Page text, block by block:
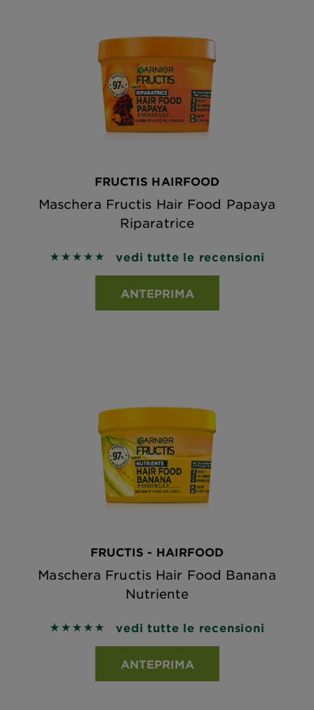
FRUCTIS HAIRFOOD
Maschera Fructis Hair Food Papaya
Riparatrice
5 out of 5 stars based on reviews
vedi tutte le recensioni
ANTEPRIMA
FRUCTIS - HAIRFOOD
Maschera Fructis Hair Food Banana
Nutriente
5 out of 5 stars based on reviews
vedi tutte le recensioni
ANTEPRIMA